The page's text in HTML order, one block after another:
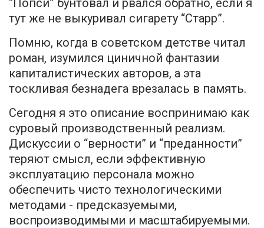
тут же не выкуривал сигарету “Старр”.
Помню, когда в советском детстве читал
роман, изумился циничной фантазии
капиталистических авторов, а эта
тоскливая безнадега врезалась в память.
Сегодня я это описание воспринимаю как
суровый производственный реализм.
Дискуссии о “верности” и “преданности”
теряют смысл, если эффективную
эксплуатацию персонала можно
обеспечить чисто технологическими
методами - предсказуемыми,
воспроизводимыми и масштабируемыми.